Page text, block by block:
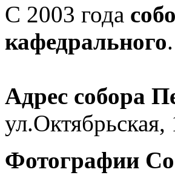
С 2003 года
кафедрального.
Адрес собора
ул.Октябрьская,
Фотографии